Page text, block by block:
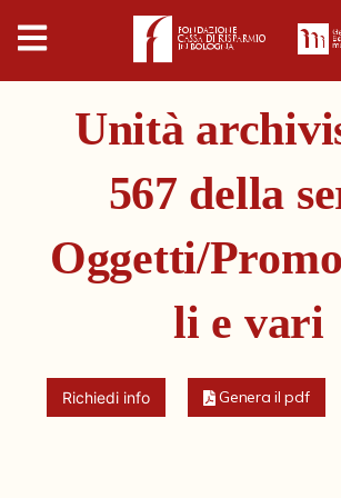
Digital
Humanities
Donazioni
Pubblicazioni
Collezioni
Cataloghi storici
Dipinti
Unità
567 della
Oggetti/
li e vari
Richiedi info Genera il pdf